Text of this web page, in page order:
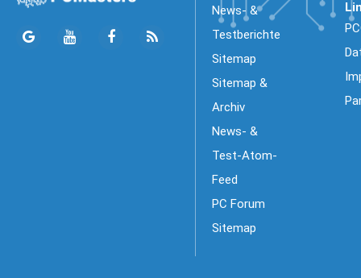
News- &
Testberichte
Sitemap
Sitemap &
Archiv
News- &
Test-Atom-
Feed
PC Forum
Sitemap